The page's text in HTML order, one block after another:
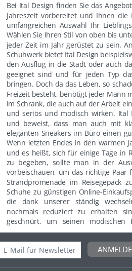
Bei Ital Design finden Sie das
Jahreszeit vorbereitet und Ihnen
umfangreichen Auswahl Ihr
Wählen Sie Ihren Stil von oben bis
jeder Zeit im Jahr gerüstet zu sein.
Schuhwerk bietet Ital Design
den Ausflug in die Stadt oder auch
geeignet sind und für jeden Typ
bringen. Doch da das Leben, so
Freizeit besteht, benötigt jeder Mann
im Schrank, die auch auf der Arbeit
und seriös und modisch wirken. Ital
und beweist, dass man auch mit
eleganten Sneakers im Büro einen
Wenn letzten Endes in den warmen
und es heißt, sich für einige Tage in
zu begeben, sollte man in der
vorbeischauen, um das richtige Paar
Strandpromenade im Reisegepäck
Schuhe zu günstigen Online-
die dank unserer ständig
nochmals reduziert zu erhalten
geschnürt, um seinen
hinterlassen, ist es an der Zeit,
Hemd zu machen. Auch hier besticht
Sortiment, welches von der Jeans
Mantel reicht. Den